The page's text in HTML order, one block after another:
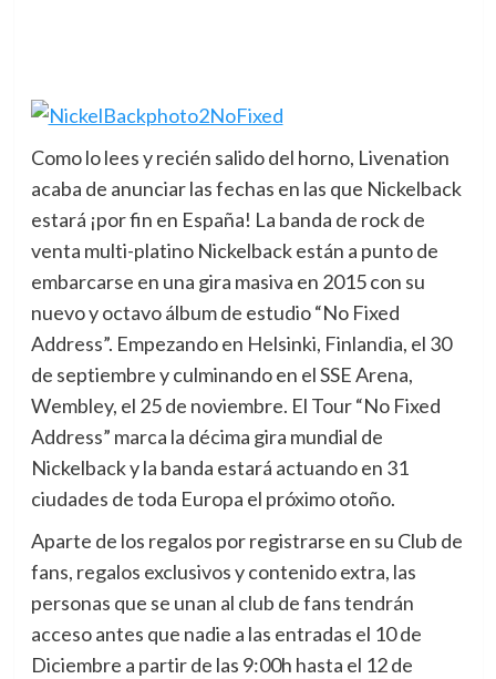
Como lo lees y recién salido del horno, Livenation
acaba de anunciar las fechas en las que Nickelback
estará ¡por fin en España! La banda de rock de
venta multi-platino Nickelback están a punto de
embarcarse en una gira masiva en 2015 con su
nuevo y octavo álbum de estudio “No Fixed
Address”. Empezando en Helsinki, Finlandia, el 30
de septiembre y culminando en el SSE Arena,
Wembley, el 25 de noviembre. El Tour “No Fixed
Address” marca la décima gira mundial de
Nickelback y la banda estará actuando en 31
ciudades de toda Europa el próximo otoño.
Aparte de los regalos por registrarse en su Club de
fans, regalos exclusivos y contenido extra, las
personas que se unan al club de fans tendrán
acceso antes que nadie a las entradas el 10 de
Diciembre a partir de las 9:00h hasta el 12 de